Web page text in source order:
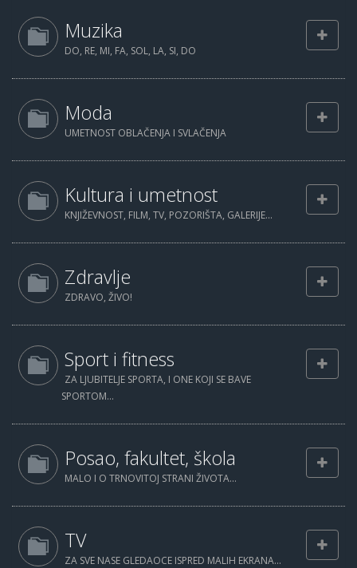
Muzika
DO, RE, MI, FA, SOL, LA, SI, DO
Moda
UMETNOST OBLAČENJA I SVLAČENJA
Kultura i umetnost
KNJIŽEVNOST, FILM, TV, POZORIŠTA, GALERIJE...
Zdravlje
ZDRAVO, ŽIVO!
Sport i fitness
ZA LJUBITELJE SPORTA, I ONE KOJI SE BAVE
SPORTOM...
Posao, fakultet, škola
MALO I O TRNOVITOJ STRANI ŽIVOTA...
TV
ZA SVE NASE GLEDAOCE ISPRED MALIH EKRANA...